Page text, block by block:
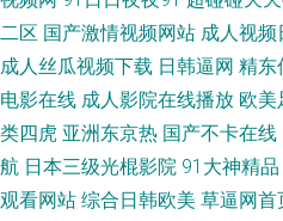
欧美 伊人大香蕉婷婷 91专区 久草网
美性爱99 91国产在线免费观看视频 国
熟妇视频 国产亚洲天堂一区在线 天堂
二区 国产激情视频网站 成人视频
成人丝瓜视频下载 日韩逼网 精东
电影在线 成人影院在线播放 欧美
类四虎 亚洲东京热 国产不卡在线
航 日本三级光棍影院 91大神精品
观看网站 综合日韩欧美 草逼网首